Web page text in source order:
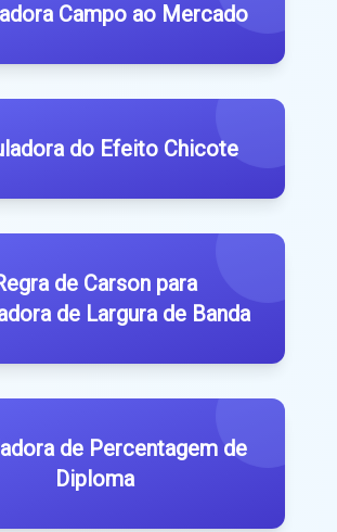
Campo ao Mercado
do Efeito Chicote
de Carson para
de Largura de Banda
de Percentagem de
Diploma